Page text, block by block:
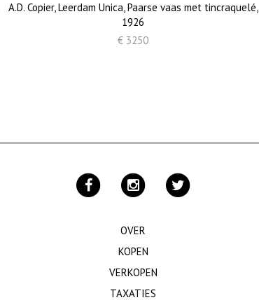
A.D. Copier, Leerdam Unica, Paarse vaas met tincraquelé,
1926
€ 3250
OVER
KOPEN
VERKOPEN
TAXATIES